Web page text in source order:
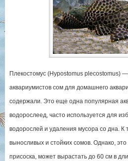
Плекостомус (Hypostomus plecostomus)
аквариумистов сом для домашнего
содержали. Это еще одна популярная
водорослеед, часто используется для
водорослей и удаления мусора со дна. К
выносливых и стойких сомов. Однако,
присоска, может вырастать до 60 см в